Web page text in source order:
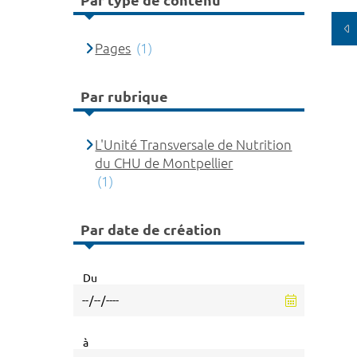
Pages (1)
Par rubrique
L'Unité Transversale de Nutrition
du CHU de Montpellier
(1)
Par date de création
Du
à